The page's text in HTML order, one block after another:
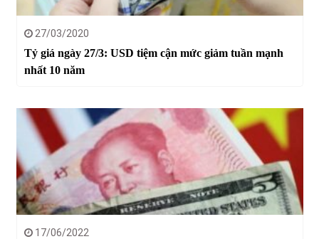
27/03/2020
Tỷ giá ngày 27/3: USD tiệm cận mức giảm tuần mạnh
nhất 10 năm
17/06/2022